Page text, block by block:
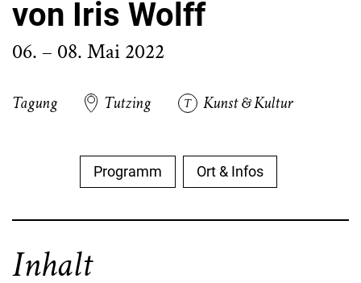
von Iris Wolff
06. – 08. Mai 2022
Tagung Tutzing Kunst & Kultur
Programm Ort & Infos
Inhalt